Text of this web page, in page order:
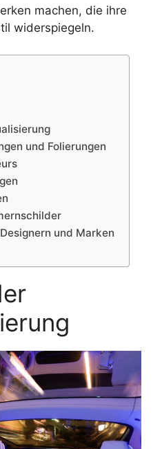
machen, die ihre
widerspiegeln.
und Folierungen
und Marken